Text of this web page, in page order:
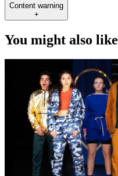
Content warning
+
You might also like